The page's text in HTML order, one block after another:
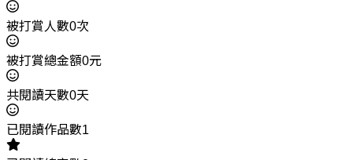
被打賞人數0次
被打賞總金額0元
共閱讀天數0天
已閱讀作品數1